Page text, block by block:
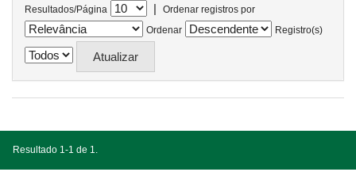
Resultados/Página |
Ordenar registros por
Ordenar
Registro(s)
Resultado 1-1 de 1.